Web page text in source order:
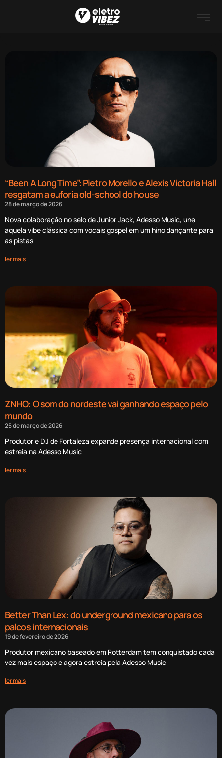
“Been A Long Time”: Pietro Morello e Alexis Victoria Hall
resgatam a euforia old-school do house
28 de março de 2026
Nova colaboração no selo de Junior Jack, Adesso Music, une
aquela vibe clássica com vocais gospel em um hino dançante para
as pistas
ler mais
ZNHO: O som do nordeste vai ganhando espaço pelo
mundo
25 de março de 2026
Produtor e DJ de Fortaleza expande presença internacional com
estreia na Adesso Music
ler mais
Better Than Lex: do underground mexicano para os
palcos internacionais
19 de fevereiro de 2026
Produtor mexicano baseado em Rotterdam tem conquistado cada
vez mais espaço e agora estreia pela Adesso Music
ler mais